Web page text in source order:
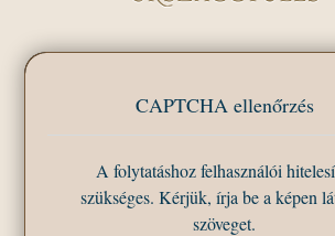
CAPTCHA ellenőrzés
A folytatáshoz felhasználói
szükséges. Kérjük, írja be a képen
szöveget.